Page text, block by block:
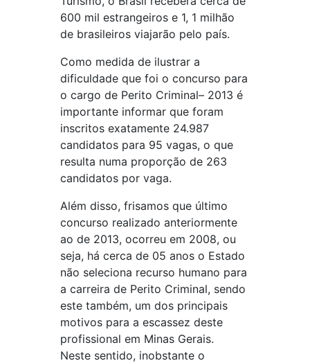
600 mil estrangeiros e 1, 1 milhão
de brasileiros viajarão pelo país.
Como medida de ilustrar a
dificuldade que foi o concurso para
o cargo de Perito Criminal– 2013 é
importante informar que foram
inscritos exatamente 24.987
candidatos para 95 vagas, o que
resulta numa proporção de 263
candidatos por vaga.
Além disso, frisamos que último
concurso realizado anteriormente
ao de 2013, ocorreu em 2008, ou
seja, há cerca de 05 anos o Estado
não seleciona recurso humano para
a carreira de Perito Criminal, sendo
este também, um dos principais
motivos para a escassez deste
profissional em Minas Gerais.
Neste sentido, inobstante o